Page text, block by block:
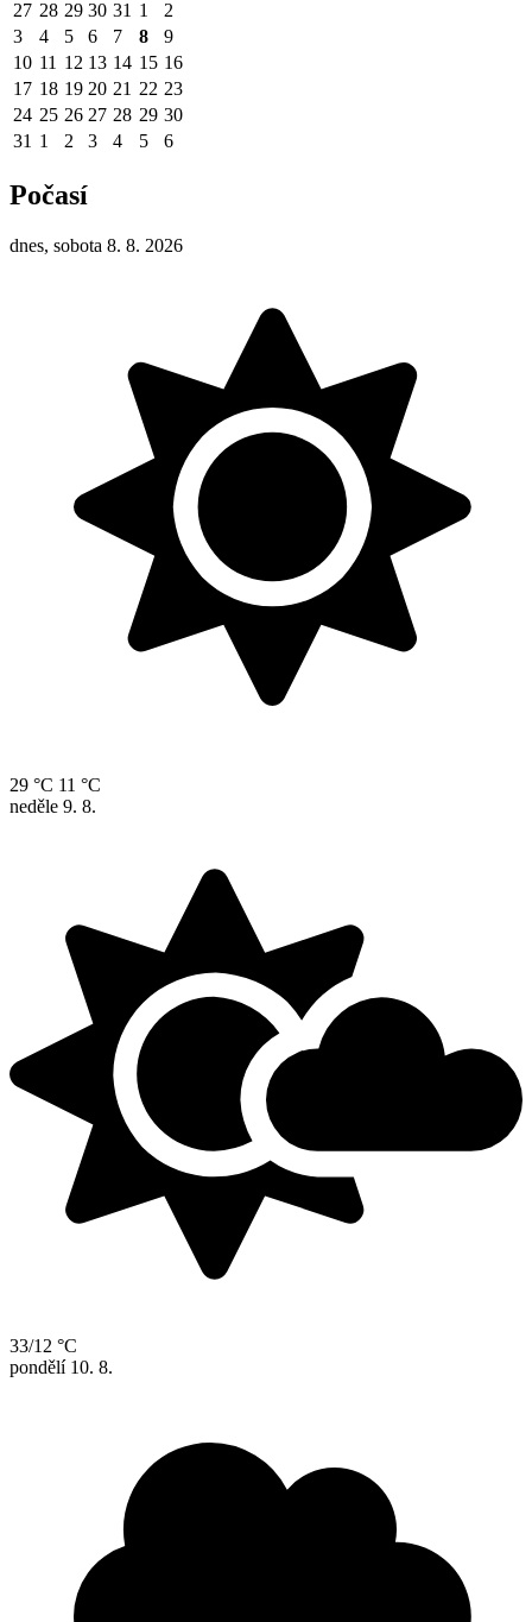
27 28 29 30 31 1
2
3
4 5 6 7 8
9
10 11 12 13 14 15 16
17 18 19 20 21 22 23
24 25 26 27 28 29 30
31 1 2 3 4 5 6
Počasí
dnes, sobota 8. 8. 2026
29 °C 11 °C
neděle 9. 8.
33/12 °C
pondělí 10. 8.